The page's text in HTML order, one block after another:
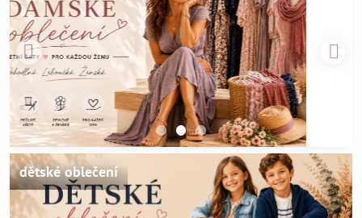
dětské oblečení